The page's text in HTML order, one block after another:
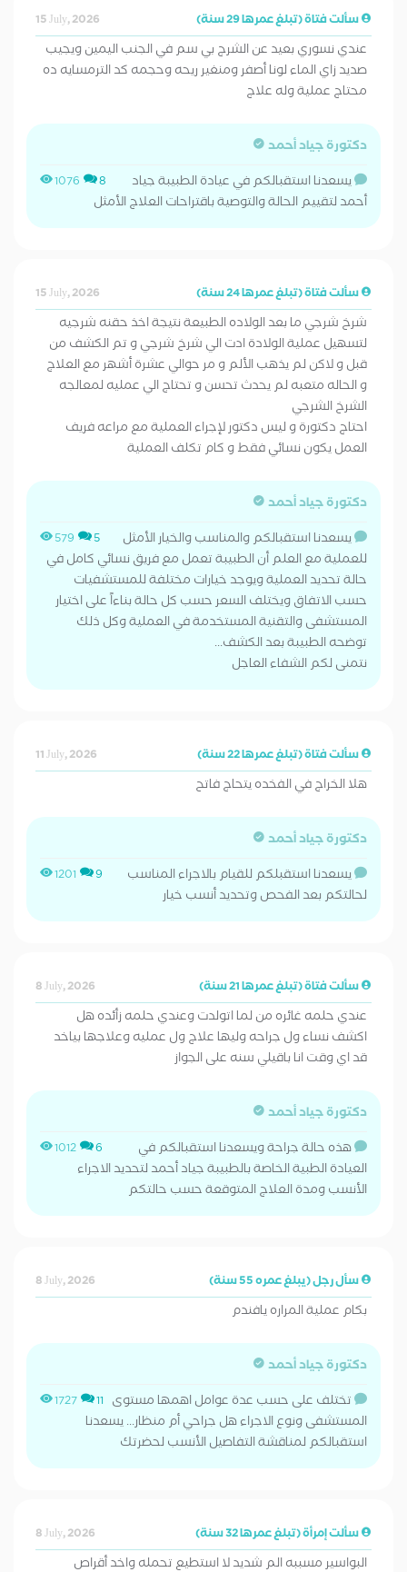
سألت فتاة (تبلغ عمرها 29 سنة) 15 July, 2026
عندي نسوري بعيد عن الشرج بي سم في الجنب اليمين ويجيب
صديد زاي الماء لونا أصفر ومنغير ريحه وحجمه كد الترمسايه ده
محتاج عملية وله علاج
دكتورة جياد أحمد
1076 8
يسعدنا استقبالكم في عيادة الطبيبة جياد
أحمد لتقييم الحالة والتوصية باقتراحات العلاج الأمثل
سألت فتاة (تبلغ عمرها 24 سنة) 15 July, 2026
شرخ شرجي ما بعد الولاده الطبيعة نتيجة اخذ حقنه شرجيه
لتسهيل عملية الولادة ادت الي شرخ شرجي و تم الكشف من
قبل و لاكن لم يذهب الألم و مر حوالي عشرة أشهر مع العلاج
و الحاله متعبه لم يحدث تحسن و تحتاج الي عمليه لمعالجه
الشرخ الشرجي
احتاج دكتورة و ليس دكتور لإجراء العملية مع مراعه فريف
العمل يكون نسائي فقط و كام تكلف العملية
دكتورة جياد أحمد
579 5
يسعدنا استقبالكم والمناسب والخيار الأمثل
للعملية مع العلم أن الطبيبة تعمل مع فريق نسائي كامل في
حالة تحديد العملية ويوجد خيارات مختلفة للمستشفيات
حسب الاتفاق ويختلف السعر حسب كل حالة بناءاً على اختيار
المستشفى والتقنية المستخدمة في العملية وكل ذلك
توضحه الطبيبة بعد الكشف...
نتمنى لكم الشفاء العاجل
سألت فتاة (تبلغ عمرها 22 سنة) 11 July, 2026
هلا الخراج في الفخده يتحاج فاتح
دكتورة جياد أحمد
1201 9
يسعدنا استقبلكم للقيام بالاجراء المناسب
لحالتكم بعد الفحص وتحديد أنسب خيار
سألت فتاة (تبلغ عمرها 21 سنة) 8 July, 2026
عندي حلمه غائره من لما اتولدت وعندي حلمه زأئده هل
اكشف نساء ول جراحه وليها علاج ول عمليه وعلاجها بياخد
قد اي وقت انا باقيلي سنه على الجواز
دكتورة جياد أحمد
1012 6
هذه حالة جراحة ويسعدنا استقبالكم في
العيادة الطبية الخاصة بالطبيبة جياد أحمد لتحديد الاجراء
الأنسب ومدة العلاج المتوقعة حسب حالتكم
سأل رجل (يبلغ عمره 55 سنة) 8 July, 2026
بكام عملية المراره يافندم
دكتورة جياد أحمد
1727 11 تختلف على حسب عدة عوامل اهمها مستوى
المستشفى ونوع الاجراء هل جراحي أم منظار... يسعدنا
استقبالكم لمناقشة التفاصيل الأنسب لحضرتك
سألت إمرأة (تبلغ عمرها 32 سنة) 8 July, 2026
البواسير مسببه الم شديد لا استطيع تحمله واخد أقراص